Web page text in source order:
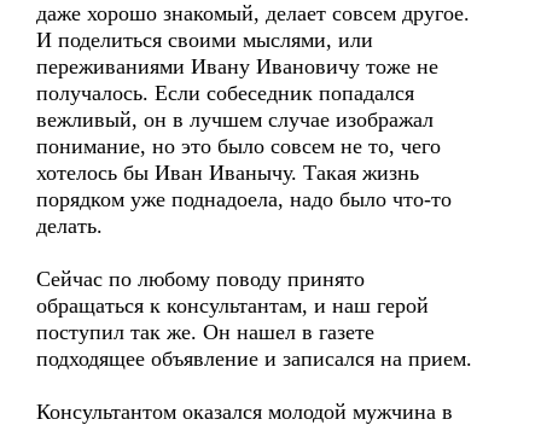
даже хорошо знакомый, делает совсем другое.
И поделиться своими мыслями, или
переживаниями Ивану Ивановичу тоже не
получалось. Если собеседник попадался
вежливый, он в лучшем случае изображал
понимание, но это было совсем не то, чего
хотелось бы Иван Иванычу. Такая жизнь
порядком уже поднадоела, надо было что-то
делать.
Сейчас по любому поводу принято
обращаться к консультантам, и наш герой
поступил так же. Он нашел в газете
подходящее объявление и записался на прием.
Консультантом оказался молодой мужчина в